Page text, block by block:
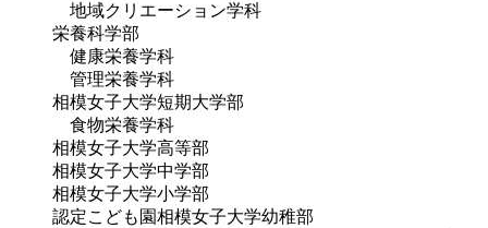
地域クリエーション学科
栄養科学部
健康栄養学科
管理栄養学科
相模女子大学短期大学部
食物栄養学科
相模女子大学高等部
相模女子大学中学部
相模女子大学小学部
認定こども園相模女子大学幼稚部